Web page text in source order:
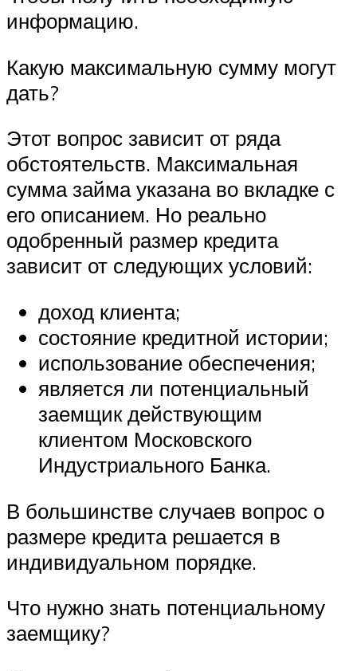
информацию.
Какую максимальную сумму могут
дать?
Этот вопрос зависит от ряда
обстоятельств. Максимальная
сумма займа указана во вкладке с
его описанием. Но реально
одобренный размер кредита
зависит от следующих условий:
доход клиента;
состояние кредитной истории;
использование обеспечения;
является ли потенциальный
заемщик действующим
клиентом Московского
Индустриального Банка.
В большинстве случаев вопрос о
размере кредита решается в
индивидуальном порядке.
Что нужно знать потенциальному
заемщику?